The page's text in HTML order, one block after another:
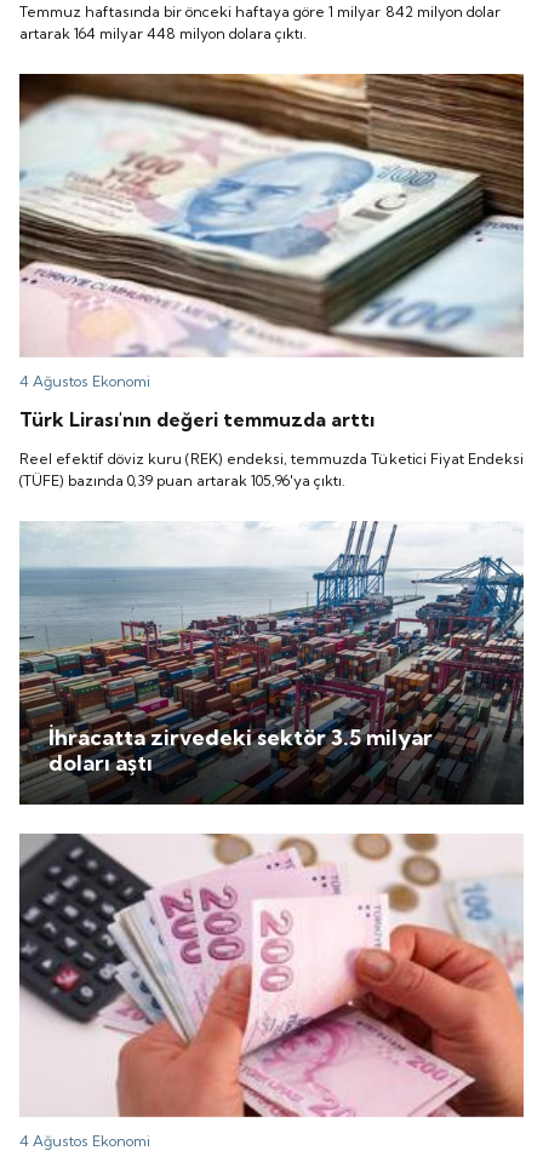
Temmuz haftasında bir önceki haftaya göre 1 milyar 842 milyon dolar
artarak 164 milyar 448 milyon dolara çıktı.
4 Ağustos Ekonomi
Türk Lirası'nın değeri temmuzda arttı
Reel efektif döviz kuru (REK) endeksi, temmuzda Tüketici Fiyat Endeksi
(TÜFE) bazında 0,39 puan artarak 105,96'ya çıktı.
İhracatta zirvedeki sektör 3.5 milyar
doları aştı
4 Ağustos Ekonomi